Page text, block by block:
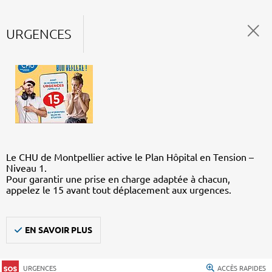
URGENCES
Le CHU de Montpellier active le Plan Hôpital en Tension –
Niveau 1.
Pour garantir une prise en charge adaptée à chacun,
appelez le 15 avant tout déplacement aux urgences.
EN SAVOIR PLUS
URGENCES ACCÈS RAPIDES